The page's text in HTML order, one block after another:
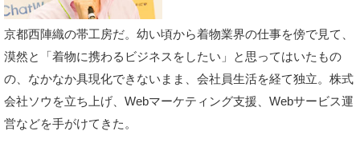
京都西陣織の帯工房だ。幼い頃から着物業界の仕事を傍で見て、
漠然と「着物に携わるビジネスをしたい」と思ってはいたもの
の、なかなか具現化できないまま、会社員生活を経て独立。株式
会社ソウを立ち上げ、Webマーケティング支援、Webサービス運
営などを手がけてきた。